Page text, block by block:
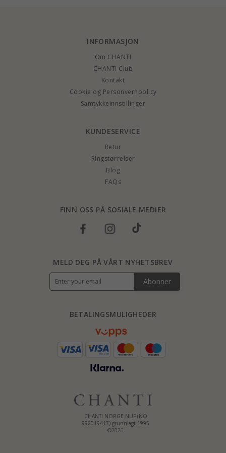
INFORMASJON
Om CHANTI
CHANTI Club
Kontakt
Cookie og Personvernpolicy
Samtykkeinnstillinger
KUNDESERVICE
Retur
Ringstørrelser
Blog
FAQs
FINN OSS PÅ SOSIALE MEDIER
CHANTI NORGE NUF (NO
992019417) grunnlagt 1995
©2026
BETALINGSMULIGHEDER
MELD DEG PÅ VÅRT NYHETSBREV
Abonner